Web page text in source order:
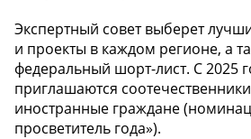
Экспертный совет выберет
и проекты в каждом регионе, а
федеральный шорт-лист. С 2025
приглашаются
иностранные граждане
просветитель года»).